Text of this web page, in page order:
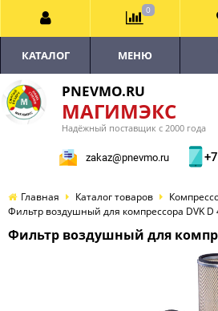
PNEVMO.RU
МАГИМЭКС
Надёжный поставщик с 2000 года
zakaz@pnevmo.ru
КАТАЛОГ МЕНЮ
Главная Каталог товаров
Фильтр воздушный для компрессора DVK D
Фильтр воздушный для
0